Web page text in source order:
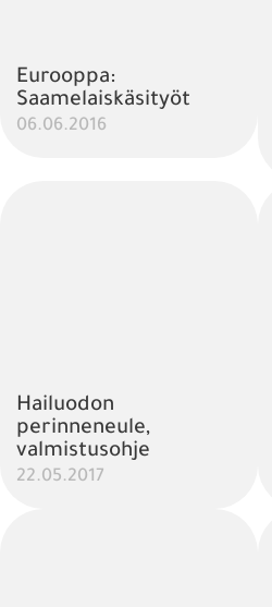
Eurooppa:
Saamelaiskäsityöt
06.06.2016
Hailuodon
perinneneule,
valmistusohje
22.05.2017